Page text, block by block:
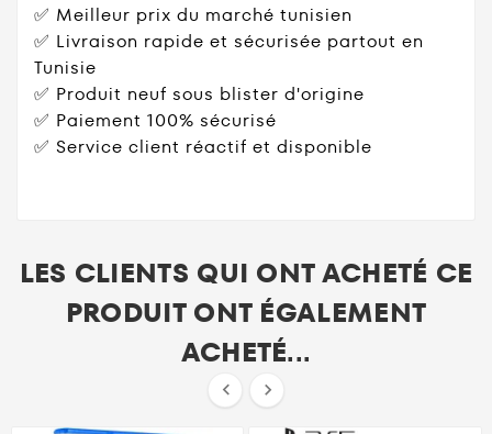
✅ Meilleur prix du marché tunisien
✅ Livraison rapide et sécurisée partout en
Tunisie
✅ Produit neuf sous blister d'origine
✅ Paiement 100% sécurisé
✅ Service client réactif et disponible
LES CLIENTS QUI ONT ACHETÉ CE
PRODUIT ONT ÉGALEMENT
ACHETÉ...
 